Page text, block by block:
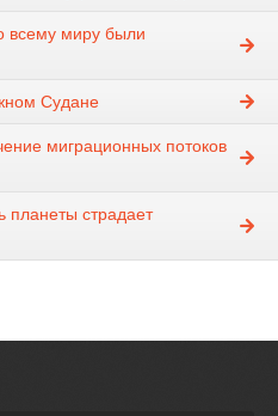
всему миру были
Судане
миграционных потоков
страдает